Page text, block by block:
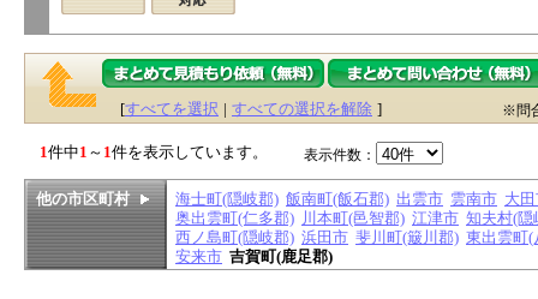
[すべてを選択 | すべての選択を解除 ] ※問
1件中1 ～ 1件を表示しています。 表示件数：
他の市区町村 海士町(隠岐郡) 飯南町(飯石郡) 出雲市 雲南市 大
奥出雲町(仁多郡) 川本町(邑智郡) 江津市 知夫村(隠
西ノ島町(隠岐郡) 浜田市 斐川町(簸川郡) 東出雲町(
安来市 吉賀町(鹿足郡)